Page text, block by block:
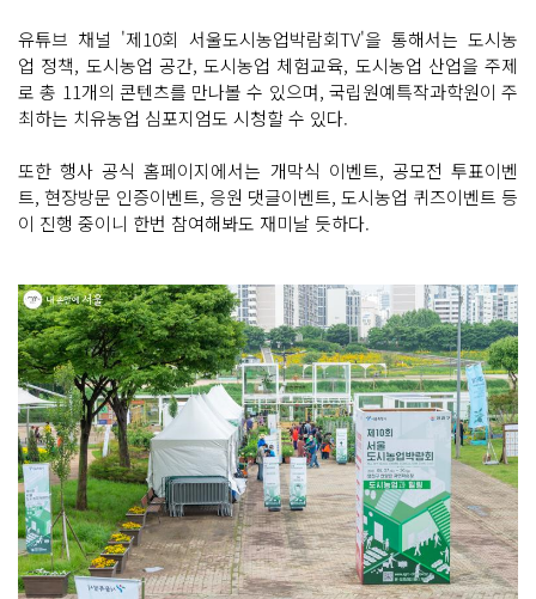
유튜브 채널 '제10회 서울도시농업박람회TV'을 통해서는 도시농
업 정책, 도시농업 공간, 도시농업 체험교육, 도시농업 산업을 주제
로 총 11개의 콘텐츠를 만나볼 수 있으며, 국립원예특작과학원이 주
최하는 치유농업 심포지엄도 시청할 수 있다.
또한 행사 공식 홈페이지에서는 개막식 이벤트, 공모전 투표이벤
트, 현장방문 인증이벤트, 응원 댓글이벤트, 도시농업 퀴즈이벤트 등
이 진행 중이니 한번 참여해봐도 재미날 듯하다.